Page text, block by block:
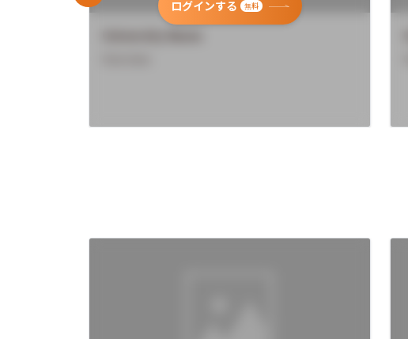
ログインする 無料